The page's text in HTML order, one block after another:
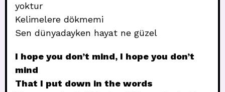
yoktur
Kelimelere dökmemi
Sen dünyadayken hayat ne güzel
I hope you don’t mind, I hope you don’t
mind
That I put down in the words